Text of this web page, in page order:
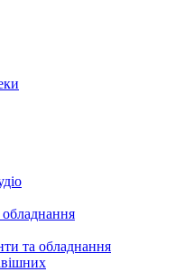
та обладнання